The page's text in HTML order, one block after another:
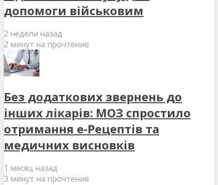
допомоги військовим
2 недели назад
2 минут на прочтение
Без додаткових звернень до
інших лікарів: МОЗ спростило
отримання е-Рецептів та
медичних висновків
1 месяц назад
3 минут на прочтение